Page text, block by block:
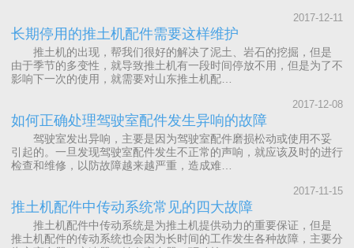
2017-12-11
长期停用的推土机配件需要这样维护
推土机的出现，帮我们很好的解决了泥土、岩石的挖掘，但是
由于季节的多变性，就导致推土机有一段时间停放不用，但是为了不
影响下一次的使用，就需要对山东推土机配…
2017-12-08
如何正确处理驾驶室配件发生异响的故障
驾驶室发出异响，主要是因为驾驶室配件磨损松动或使用不妥
引起的。一旦发现驾驶室配件发生不正常的声响，就应该及时的进行
检查和维修，以防故障越来越严重，造成难…
2017-11-15
推土机配件中传动系统常见的四大故障
推土机配件中传动系统是为推土机提供动力的重要保证，但是
推土机配件的传动系统也会因为长时间的工作发生各种故障，主要分